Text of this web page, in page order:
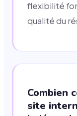
flexibilité
qualité du
Combien
site